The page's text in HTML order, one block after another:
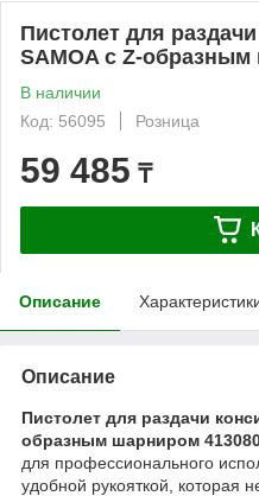
Пистолет для
SAMOA с Z-
В наличии
Код: 56095
Розница
59 485 ₸
Описание
Описание
Пистолет для раздачи
образным шарниром
для профессионального
удобной рукояткой, которая